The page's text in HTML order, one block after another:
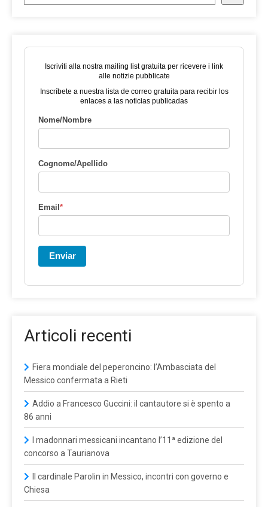
Iscriviti alla nostra mailing list gratuita per ricevere i link
alle notizie pubblicate
Inscríbete a nuestra lista de correo gratuita para recibir los
enlaces a las noticias publicadas
Nome/Nombre
Cognome/Apellido
Email*
Enviar
Articoli recenti
Fiera mondiale del peperoncino: l’Ambasciata del
Messico confermata a Rieti
Addio a Francesco Guccini: il cantautore si è spento a
86 anni
I madonnari messicani incantano l’11ª edizione del
concorso a Taurianova
Il cardinale Parolin in Messico, incontri con governo e
Chiesa